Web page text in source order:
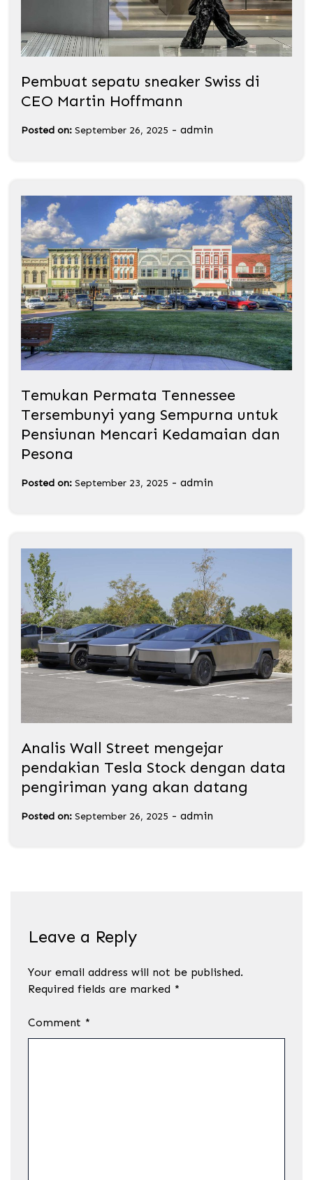
Pembuat sepatu sneaker Swiss di
CEO Martin Hoffmann
Posted on: September 26, 2025 - admin
Temukan Permata Tennessee
Tersembunyi yang Sempurna untuk
Pensiunan Mencari Kedamaian dan
Pesona
Posted on: September 23, 2025 - admin
Analis Wall Street mengejar
pendakian Tesla Stock dengan data
pengiriman yang akan datang
Posted on: September 26, 2025 - admin
Leave a Reply
Your email address will not be published.
Required fields are marked *
Comment *